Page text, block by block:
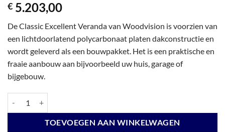
€ 5.203,00
De Classic Excellent Veranda van Woodvision is voorzien van
een lichtdoorlatend polycarbonaat platen dakconstructie en
wordt geleverd als een bouwpakket. Het is een praktische en
fraaie aanbouw aan bijvoorbeeld uw huis, garage of
bijgebouw.
TOEVOEGEN AAN WINKELWAGEN